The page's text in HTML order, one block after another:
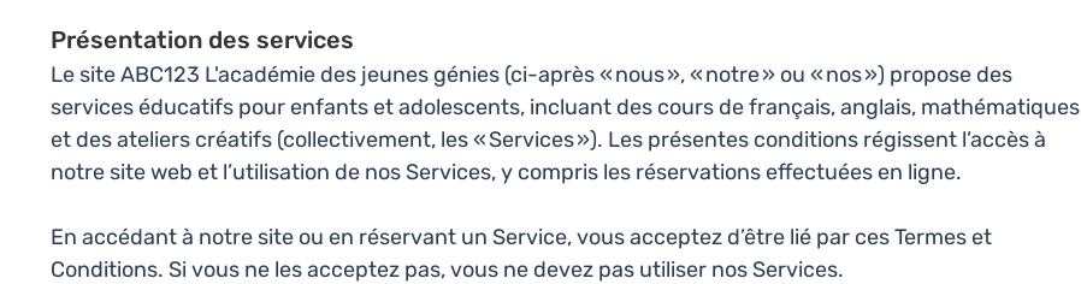
Présentation des services
Le site ABC123 L'académie des jeunes génies (ci-après « nous », « notre » ou « nos ») propose des
services éducatifs pour enfants et adolescents, incluant des cours de français, anglais, mathématiques
et des ateliers créatifs (collectivement, les « Services »). Les présentes conditions régissent l’accès à
notre site web et l’utilisation de nos Services, y compris les réservations effectuées en ligne.
En accédant à notre site ou en réservant un Service, vous acceptez d’être lié par ces Termes et
Conditions. Si vous ne les acceptez pas, vous ne devez pas utiliser nos Services.